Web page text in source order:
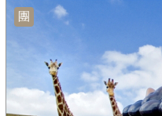
團